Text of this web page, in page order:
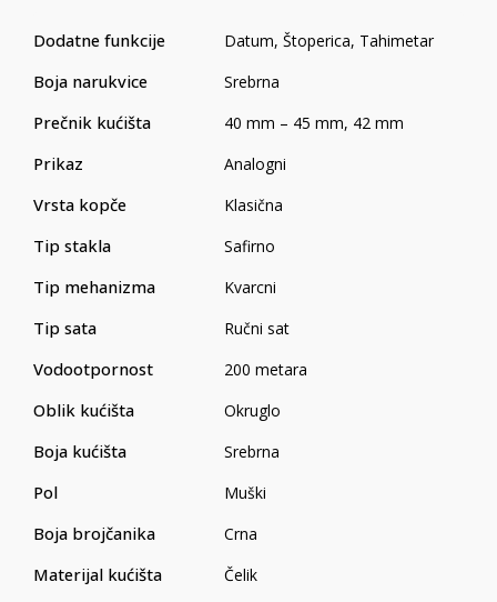
Dodatne funkcije Datum, Štoperica, Tahimetar
Boja narukvice Srebrna
Prečnik kućišta 40 mm – 45 mm, 42 mm
Prikaz Analogni
Vrsta kopče Klasična
Tip stakla Safirno
Tip mehanizma Kvarcni
Tip sata Ručni sat
Vodootpornost 200 metara
Oblik kućišta Okruglo
Boja kućišta Srebrna
Pol Muški
Boja brojčanika Crna
Materijal kućišta Čelik